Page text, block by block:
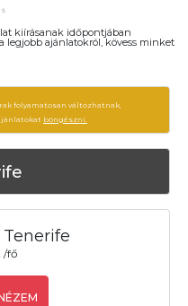
kiírásanak időpontjában
legjobb ajánlatokról, kövess minket
folyamatosan változhatnak,
böngészni.
/fő